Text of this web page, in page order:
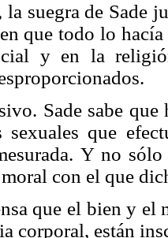
la suegra de Sade
que todo lo
y en la
Sade sabe
sexuales que
Y no
con el que
que el bien y el
corporal, están